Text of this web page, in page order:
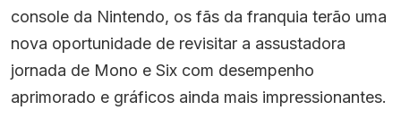
console da Nintendo, os fãs da franquia terão uma
nova oportunidade de revisitar a assustadora
jornada de Mono e Six com desempenho
aprimorado e gráficos ainda mais impressionantes.